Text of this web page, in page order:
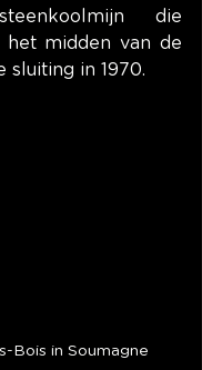
die
het midden van de
sluiting in 1970.
Bois in Soumagne